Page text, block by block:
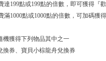
達199點或199點的倍數，即可獲得『
1000點或1000點的倍數，可加碼獲
機獲得下列物品其中之一
換券、寶貝小棕龍舟兌換券